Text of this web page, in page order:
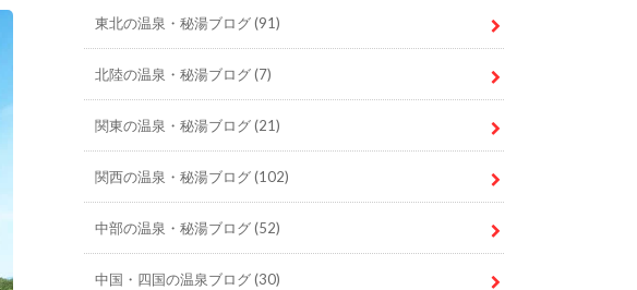
東北の温泉・秘湯ブログ(91)
北陸の温泉・秘湯ブログ(7)
関東の温泉・秘湯ブログ(21)
関西の温泉・秘湯ブログ(102)
中部の温泉・秘湯ブログ(52)
中国・四国の温泉ブログ(30)